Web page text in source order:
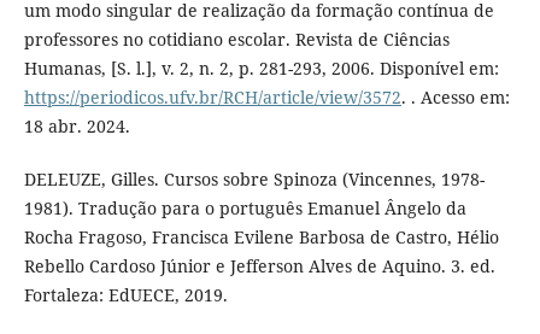
um modo singular de realização da formação contínua de
professores no cotidiano escolar. Revista de Ciências
Humanas, [S. l.], v. 2, n. 2, p. 281-293, 2006. Disponível em:
https://periodicos.ufv.br/RCH/article/view/3572. . Acesso em:
18 abr. 2024.
DELEUZE, Gilles. Cursos sobre Spinoza (Vincennes, 1978-
1981). Tradução para o português Emanuel Ângelo da
Rocha Fragoso, Francisca Evilene Barbosa de Castro, Hélio
Rebello Cardoso Júnior e Jefferson Alves de Aquino. 3. ed.
Fortaleza: EdUECE, 2019.